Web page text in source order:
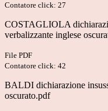
Contatore click: 27
COSTAGLIOLA
verbalizzante inglese
File PDF
Contatore click: 42
BALDI dichiarazione
oscurato.pdf